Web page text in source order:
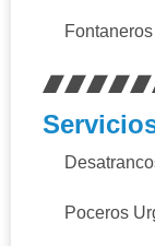
Poceros